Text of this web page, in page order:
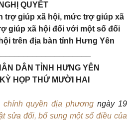
NGHỊ QUYẾT
trợ giúp xã hội, mức trợ giúp xã
giúp xã hội đối với một số đối
trên địa bàn tỉnh Hưng Yên
DÂN TỈNH HƯNG YÊN
HỌP THỨ MƯỜI HAI
chính quyền địa phươngngày 19
sửa đổi, bổ sung một số điều của